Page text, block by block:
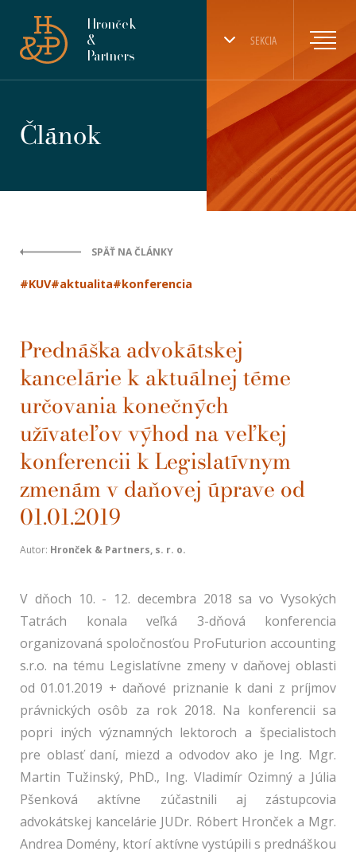
SEKCIA
Hronček
&
Partners
Článok
SPÄŤ NA ČLÁNKY
#KUV#aktualita#konferencia
Prednáška advokátskej
kancelárie k aktuálnej téme
určovania konečných
užívateľov výhod na veľkej
konferencii k Legislatívnym
zmenám v daňovej úprave od
01.01.2019
Autor: Hronček & Partners, s. r. o.
V dňoch 10. - 12. decembra 2018 sa vo Vysokých
Tatrách konala veľká 3-dňová konferencia
organizovaná spoločnosťou ProFuturion accounting
s.r.o. na tému Legislatívne zmeny v daňovej oblasti
od 01.01.2019 + daňové priznanie k dani z príjmov
právnických osôb za rok 2018. Na konferencii sa
popri iných významných lektoroch a špecialistoch
pre oblasť daní, miezd a odvodov ako je Ing. Mgr.
Martin Tužinský, PhD., Ing. Vladimír Ozimný a Júlia
Pšenková aktívne zúčastnili aj zástupcovia
advokátskej kancelárie JUDr. Róbert Hronček a Mgr.
Andrea Domény, ktorí aktívne vystúpili s prednáškou